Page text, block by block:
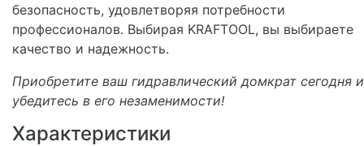
безопасность, удовлетворяя потребности
профессионалов. Выбирая KRAFTOOL, вы выбираете
качество и надежность.
Приобретите ваш гидравлический домкрат сегодня и
убедитесь в его незаменимости!
Характеристики